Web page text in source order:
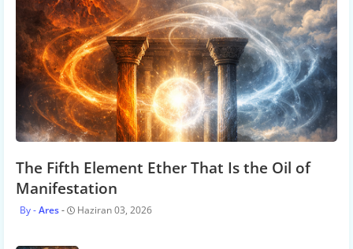
The Fifth Element Ether That Is the Oil of
Manifestation
Ares Haziran 03, 2026